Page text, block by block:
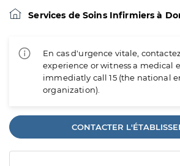
Services de Soins Infirmiers à
En cas d'urgence vitale, contactez
experience or witness a medical
immediatly call 15 (the national
organization).
CONTACTER